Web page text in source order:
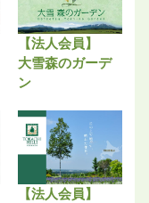
【法人会員】
大雪森のガーデ
ン
【法人会員】